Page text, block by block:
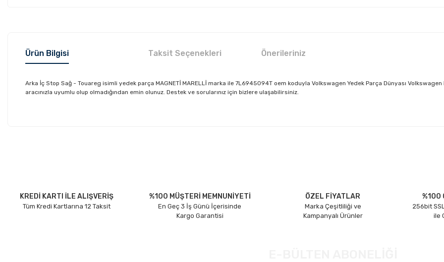
Ürün Bilgisi Taksit Seçenekleri Önerileriniz
Arka İç Stop Sağ - Touareg isimli yedek parça MAGNETİ MARELLİ marka ile 7L6945094T oem koduyla Volkswagen Yedek Parça Dünyası
aracınızla uyumlu olup olmadığından emin olunuz. Destek ve sorularınız için bizlere ulaşabilirsiniz.
Ürün bilgilerinde hatalar bulunuyor.
Ürün fiyatı diğer sitelerden daha pahalı.
KREDİ KARTI İLE ALIŞVERİŞ
Tüm Kredi Kartlarına 12 Taksit
%100 MÜŞTERİ MEMNUNİYETİ
En Geç 3 İş Günü İçerisinde
Kargo Garantisi
ÖZEL FİYATLAR
Marka Çeşitliliği ve
Kampanyalı Ürünler
%100
256bit
ile